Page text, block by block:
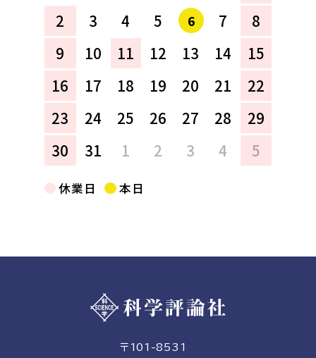
2
3 4 5 6 7
8
9
10 11 12 13 14
15
16
17 18 19 20 21
22
23
24 25 26 27 28
29
30
31 1 2 3 4 5
休業日 本日
〒101-8531